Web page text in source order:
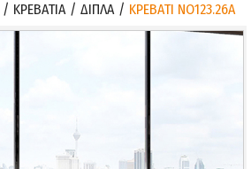
/ ΚΡΕΒΑΤΙΑ / ΔΙΠΛΑ / ΚΡΕΒΑΤΙ ΝΟ123.26Α